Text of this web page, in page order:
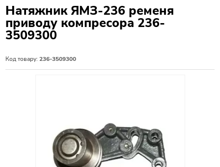
Натяжник ЯМЗ-236 ременя
приводу компресора 236-
3509300
Код товару: 236-3509300